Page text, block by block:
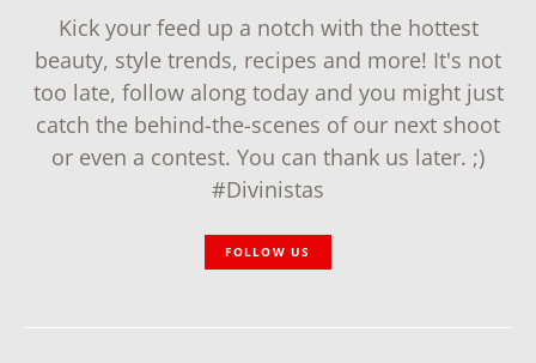
Kick your feed up a notch with the hottest
beauty, style trends, recipes and more! It's not
too late, follow along today and you might just
catch the behind-the-scenes of our next shoot
or even a contest. You can thank us later. ;)
#Divinistas
FOLLOW US